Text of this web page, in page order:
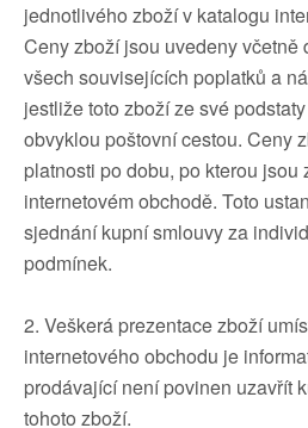
jednotlivého zboží v katalogu
Ceny zboží jsou uvedeny včetně
všech souvisejících poplatků a
jestliže toto zboží ze své
obvyklou poštovní cestou. Ceny
platnosti po dobu, po kterou jsou
internetovém obchodě. Toto
sjednání kupní smlouvy za
podmínek.
2. Veškerá prezentace zboží
internetového obchodu je
prodávající není povinen uzavřít
tohoto zboží.